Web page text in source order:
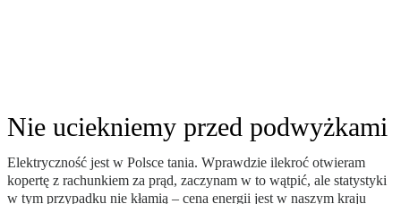
Nie uciekniemy przed podwyżkami
Elektryczność jest w Polsce tania. Wprawdzie ilekroć otwieram
kopertę z rachunkiem za prąd, zaczynam w to wątpić, ale statystyki
w tym przypadku nie kłamią – cena energii jest w naszym kraju